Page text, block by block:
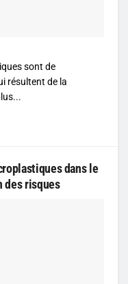
sont de
résultent de la
dans le
des risques